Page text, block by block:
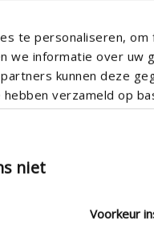
te personaliseren,
we informatie over uw
kunnen deze
verzameld op
niet
Voorkeur